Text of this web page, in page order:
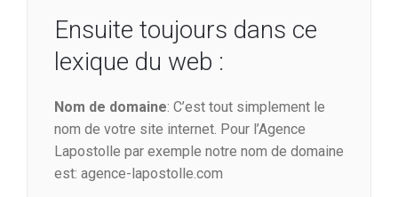
Ensuite toujours dans ce
lexique du web :
Nom de domaine: C’est tout simplement le
nom de votre site internet. Pour l’Agence
Lapostolle par exemple notre nom de domaine
est: agence-lapostolle.com